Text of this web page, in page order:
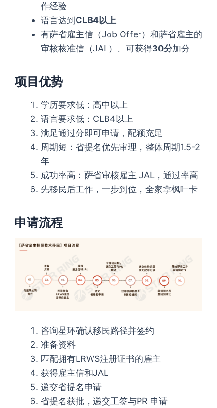
作经验
语言达到 CLB4以上
有萨省雇主信（Job Offer）和萨省雇主的
审核核准信（JAL）。可获得30分加分
项目优势
学历要求低：高中以上
语言要求低：CLB4以上
满足通过分即可申请，配额充足
周期短：省提名优先审理，整体周期1.5-2
年
成功率高：萨省审核雇主 JAL，通过率高
先移民后工作，一步到位，全家拿枫叶卡
申请流程
咨询星环确认移民路径并签约
准备资料
匹配拥有LRWS注册证书的雇主
获得雇主信和JAL
递交省提名申请
省提名获批，递交工签与PR 申请